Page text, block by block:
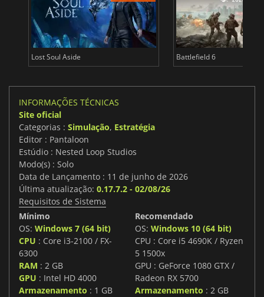
Lost Soul Aside Battlefield 6
INFORMAÇÕES TÉCNICAS
Site oficial
Categorias : Simulação, Estratégia
Editor : Pantaloon
Estúdio : Nested Loop Studios
Modo(s) : Solo
Data de Lançamento : 11 de junho de 2026
Última atualização: 0.17.7.2 - 02/08/26
Requisitos de Sistema
Mínimo
OS: Windows 7 (64 bit)
CPU : Core i3-2100 / FX-
6300
RAM : 2 GB
GPU : Intel HD 4000
Armazenamento : 1 GB
Recomendado
OS: Windows 10 (64 bit)
CPU : Core i5 4690K / Ryzen
5 1500x
GPU : GeForce 1080 GTX /
Radeon RX 5700
Armazenamento : 2 GB